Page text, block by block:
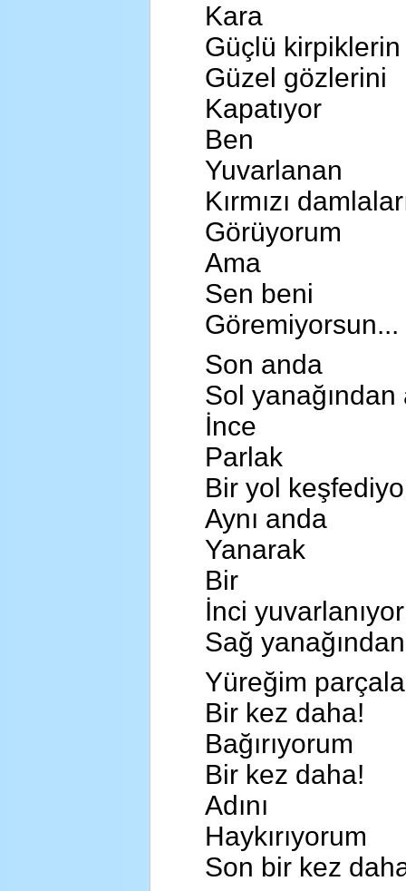
Kara
Güçlü kirpiklerin
Güzel gözlerini
Kapatıyor
Ben
Yuvarlanan
Kırmızı
Görüyorum
Ama
Sen beni
Göremiyorsun...
Son anda
Sol yanağından
İnce
Parlak
Bir yol
Aynı anda
Yanarak
Bir
İnci yuvarlanıyor
Sağ
Yüreğim
Bir kez daha!
Bağırıyorum
Bir kez daha!
Adını
Haykırıyorum
Son bir kez